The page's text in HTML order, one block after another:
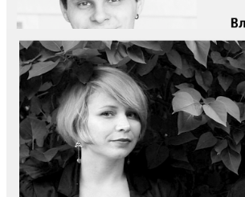
Участник арт-резиденции DOCA-2021